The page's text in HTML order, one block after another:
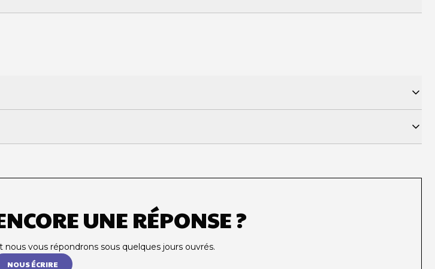
UNE RÉPONSE ?
vous répondrons sous quelques jours ouvrés.
NOUS ÉCRIRE